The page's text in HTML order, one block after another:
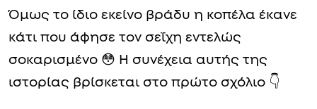
Όμως το ίδιο εκείνο βράδυ η κοπέλα έκανε
κάτι που άφησε τον σεΐχη εντελώς
σοκαρισμένο 😳 Η συνέχεια αυτής της
ιστορίας βρίσκεται στο πρώτο σχόλιο 👇